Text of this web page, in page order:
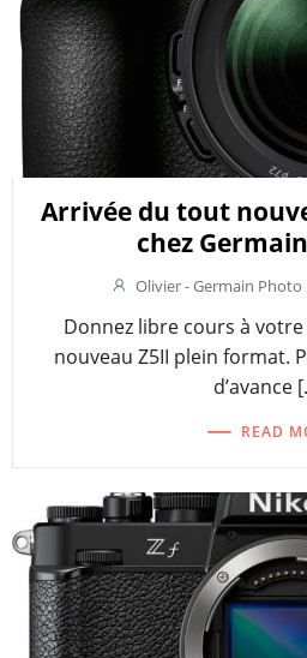
Arrivée du tout
chez
Olivier - Germain Photo
Donnez libre cours à
nouveau Z5II plein format.
d’avance
READ